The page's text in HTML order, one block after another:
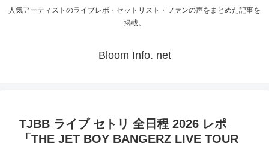
人気アーティストのライブレポ・セットリスト・ファンの声をまとめた記事を
掲載。
Bloom Info. net
TJBB ライブ セトリ 全日程 2026 レポ
「THE JET BOY BANGERZ LIVE TOUR